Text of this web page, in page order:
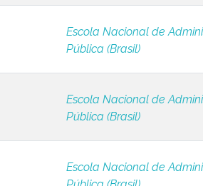
Escola Nacional de
Pública (Brasil)
Escola Nacional de
Pública (Brasil)
Escola Nacional de